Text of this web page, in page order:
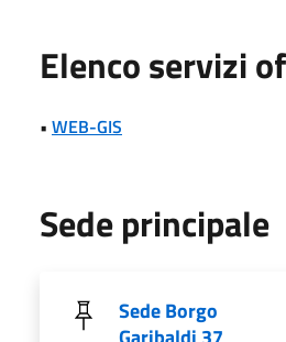
Elenco servizi
• WEB-GIS
Sede principale
Sede Borgo